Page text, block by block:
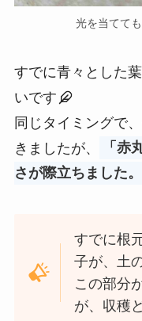
光を当てて
すでに青々とした
いです
同じタイミングで
きましたが、
「赤
さが際立ちました。
すでに根
子が、土
この部分
が、収穫